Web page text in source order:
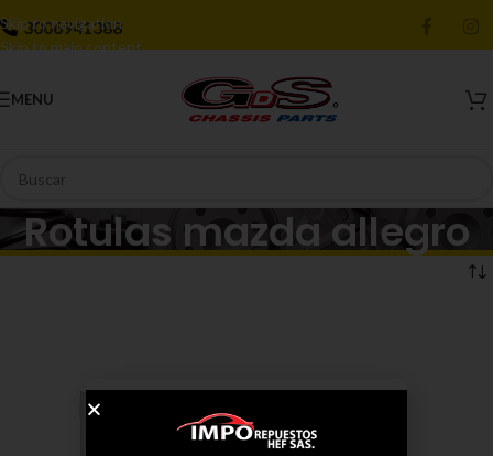
Skip to navigation
Skip to main content
3006941388
MENU
Rotulas mazda allegro